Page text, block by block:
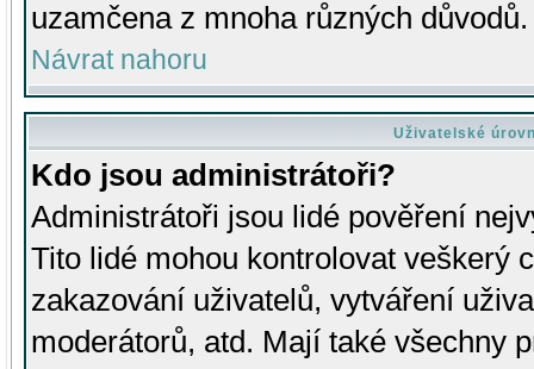
uzamčena z mnoha různých důvodů.
Návrat nahoru
Uživatelské
Kdo jsou administrátoři?
Administrátoři jsou lidé pověření
Tito lidé mohou kontrolovat veškerý
zakazování uživatelů, vytváření
moderátorů, atd. Mají také všechny